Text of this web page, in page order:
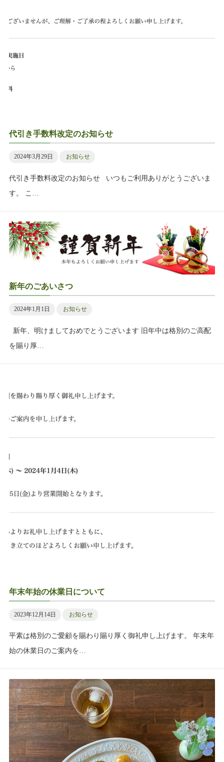
代引き手数料改定のお知らせ
2024年3月29日 お知らせ
代引き手数料改定のお知らせ いつもご利用ありがとうございま
す。 こ…
新年のごあいさつ
2024年1月1日 お知らせ
新年、明けましておめでとうございます 旧年中は格別のご高配
を賜り厚…
年末年始の休業日について
2023年12月14日 お知らせ
平素は格別のご愛顧を賜わり賜り厚く御礼申し上げます。 年末年
始の休業日のご案内を…